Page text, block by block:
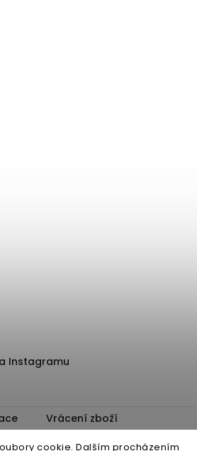
cookie. Dalším procházením
Instagramu
Vrácení zboží
Ochrana osobních údajů